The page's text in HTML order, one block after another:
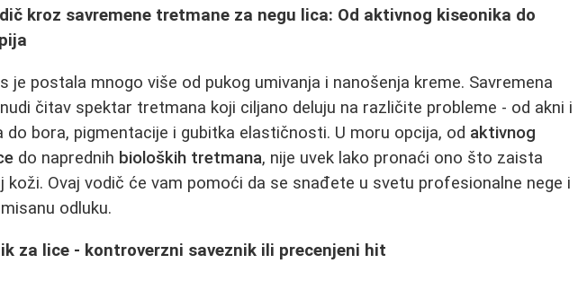
kroz savremene tretmane za negu lica: Od aktivnog kiseonika do
je postala mnogo više od pukog umivanja i nanošenja kreme. Savremena
čitav spektar tretmana koji ciljano deluju na različite probleme - od akni i
do bora, pigmentacije i gubitka elastičnosti. U moru opcija, od aktivnog
do naprednih bioloških tretmana, nije uvek lako pronaći ono što zaista
koži. Ovaj vodič će vam pomoći da se snađete u svetu profesionalne nege i
odluku.
za lice - kontroverzni saveznik ili precenjeni hit